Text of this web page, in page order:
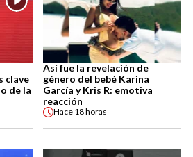
clave
de la
Así fue la revelación de
género del bebé Karina
García y Kris R: emotiva
reacción
Hace 18 horas